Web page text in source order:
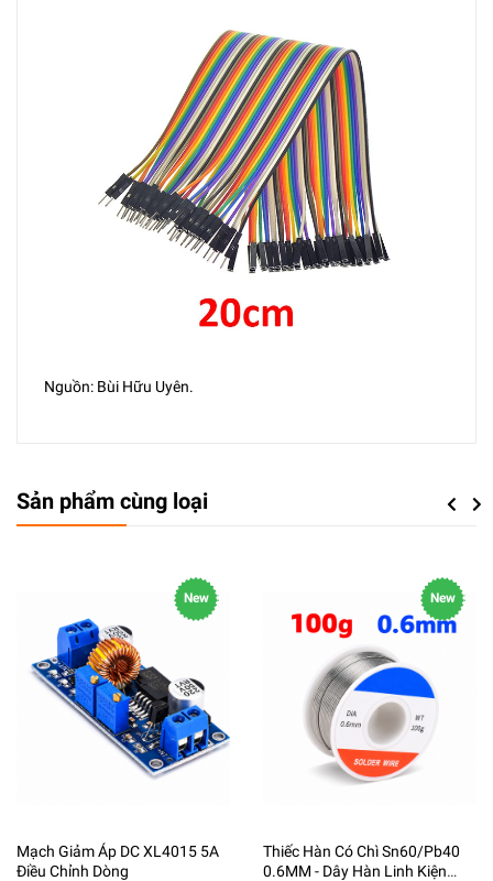
Nguồn: Bùi Hữu Uyên.
Sản phẩm cùng loại Previous
New
Mạch Giảm Áp DC XL4015 5A
Điều Chỉnh Dòng
New
Thiếc Hàn Có Chì Sn60/Pb40
0.6MM - Dây Hàn Linh Kiện
Next